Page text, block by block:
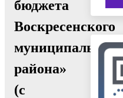
бюджета
Воскресенского
муниципального
района»
(с